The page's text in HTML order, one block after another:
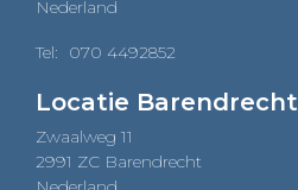
Nederland
Tel: 070 4492852
Locatie Barendrecht
Zwaalweg 11
2991 ZC Barendrecht